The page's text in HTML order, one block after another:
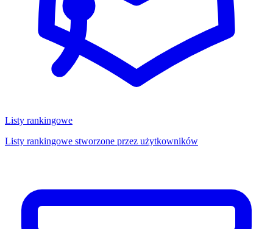
Listy rankingowe
Listy rankingowe stworzone przez użytkowników